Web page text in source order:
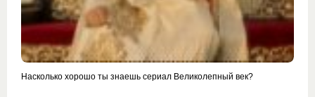
Насколько хорошо ты знаешь сериал Великолепный век?